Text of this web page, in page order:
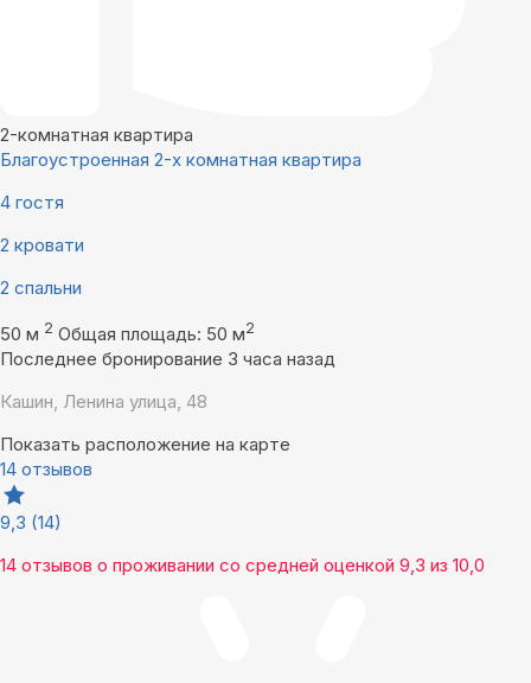
2-комнатная квартира
Благоустроенная 2-х комнатная квартира
4 гостя
2 кровати
2 спальни
50 м 2 Общая площадь: 50 м2
Последнее бронирование 3 часа назад
Кашин, Ленина улица, 48
Показать расположение на карте
14 отзывов
9,3 (14)
14 отзывов о проживании со средней оценкой 9,3 из 10,0